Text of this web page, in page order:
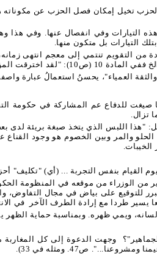
تخيل إمكان فصل الحزب عن
التيارات وفي انفصال عنها. وفي هذا
التيارات بل متكون منها.
من التقويم تنتمي إلى معجم انتهى
اتجاه الشفافية، لا تؤديه كلمة اختراق.
العمياء"، يحسنُ استعمالُ عبارة
صيغت للدفاع عم المشاركة في حكومة
تزال.
الحلو والمر وبين الخصوم هو وجود
الخيبات.
القيام بنفس التجربة ... (أي) "تكليف"
من الوزراء من موقعه في المنظومة
للتوقيع على بياض في مجال
يسير طردا مع إرادة الطرف الآخر
في
ويمي ظهره. وبمناسبة حماية
وجهت الدعوة إلى كل المغاربة
ص47. ومثله في 33).